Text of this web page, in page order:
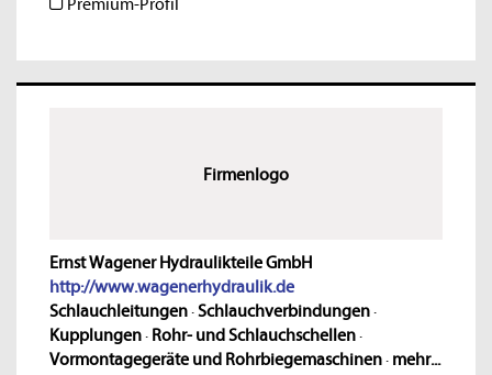
Premium-Profil
Firmenlogo
Ernst Wagener Hydraulikteile GmbH
http://www.wagenerhydraulik.de
Schlauchleitungen·Schlauchverbindungen·
Kupplungen· Rohr- und Schlauchschellen·
Vormontagegeräte und Rohrbiegemaschinen· mehr...